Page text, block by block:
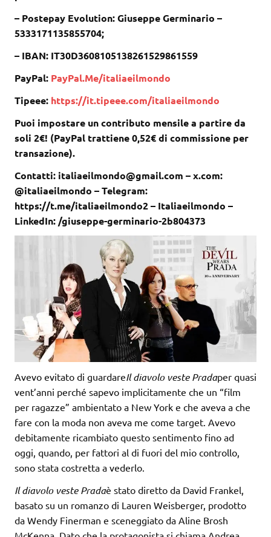
– Postepay Evolution: Giuseppe Germinario –
5333171135855704;
– IBAN: IT30D3608105138261529861559
PayPal: PayPal.Me/italiaeilmondo
Tipeee: https://it.tipeee.com/italiaeilmondo
Puoi impostare un contributo mensile a partire da
soli 2€! (PayPal trattiene 0,52€ di commissione per
transazione).
Contatti: italiaeilmondo@gmail.com – x.com:
@italiaeilmondo – Telegram:
https://t.me/italiaeilmondo2 – Italiaeilmondo –
LinkedIn: /giuseppe-germinario-2b804373
Avevo evitato di guardareIl diavolo veste Pradaper quasi
vent’anni perché sapevo implicitamente che un “film
per ragazze” ambientato a New York e che aveva a che
fare con la moda non aveva me come target. Avevo
debitamente ricambiato questo sentimento fino ad
oggi, quando, per fattori al di fuori del mio controllo,
sono stata costretta a vederlo.
Il diavolo veste Pradaè stato diretto da David Frankel,
basato su un romanzo di Lauren Weisberger, prodotto
da Wendy Finerman e sceneggiato da Aline Brosh